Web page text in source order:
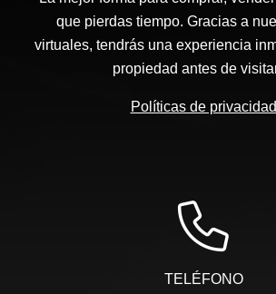
que pierdas tiempo. Gracias a
virtuales, tendrás una experiencia
propiedad antes de
Políticas de privacidad
TELÉFONO